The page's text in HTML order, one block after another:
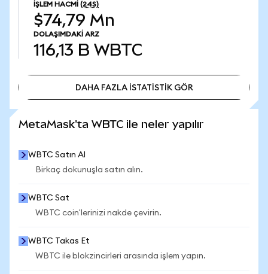
İŞLEM HACMI (24S)
$74,79 Mn
DOLAŞIMDAKI ARZ
116,13 B WBTC
DAHA FAZLA İSTATİSTİK GÖR
MetaMask'ta WBTC ile neler yapılır
WBTC Satın Al
Birkaç dokunuşla satın alın.
WBTC Sat
WBTC coin'lerinizi nakde çevirin.
WBTC Takas Et
WBTC ile blokzincirleri arasında işlem yapın.